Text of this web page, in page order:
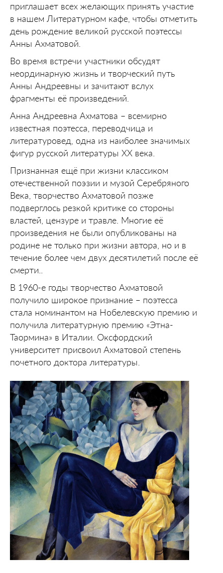
приглашает всех желающих принять участие
в нашем Литературном кафе, чтобы отметить
день рождение великой русской поэтессы
Анны Ахматовой.
Во время встречи участники обсудят
неординарную жизнь и творческий путь
Анны Андреевны и зачитают вслух
фрагменты её произведений.
Анна Андреевна Ахматова – всемирно
известная поэтесса, переводчица и
литературовед, одна из наиболее значимых
фигур русской литературы XX века.
Признанная ещё при жизни классиком
отечественной поэзии и музой Серебряного
Века, творчество Ахматовой позже
подверглось резкой критике со стороны
властей, цензуре и травле. Многие её
произведения не были опубликованы на
родине не только при жизни автора, но и в
течение более чем двух десятилетий после её
смерти..
В 1960-е годы творчество Ахматовой
получило широкое признание – поэтесса
стала номинантом на Нобелевскую премию и
получила литературную премию «Этна-
Таормина» в Италии. Оксфордский
университет присвоил Ахматовой степень
почетного доктора литературы.